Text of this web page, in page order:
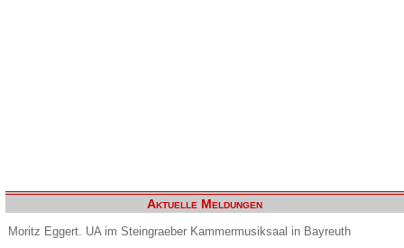
Aktuelle Meldungen
Moritz Eggert. UA im Steingraeber Kammermusiksaal in Bayreuth